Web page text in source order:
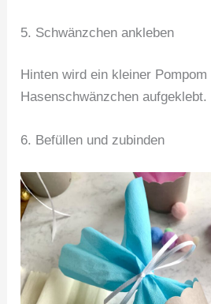
5. Schwänzchen ankleben
Hinten wird ein kleiner Pompom
Hasenschwänzchen aufgeklebt.
6. Befüllen und zubinden